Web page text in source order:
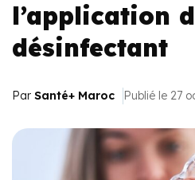
l’application
désinfectant
Par Santé+ Maroc Publié le 27